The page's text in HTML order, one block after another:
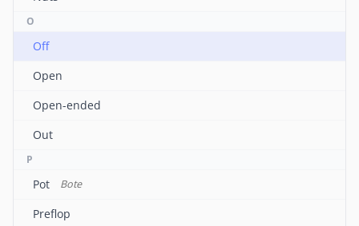
O
Off
Open
Open-ended
Out
P
Pot Bote
Preflop